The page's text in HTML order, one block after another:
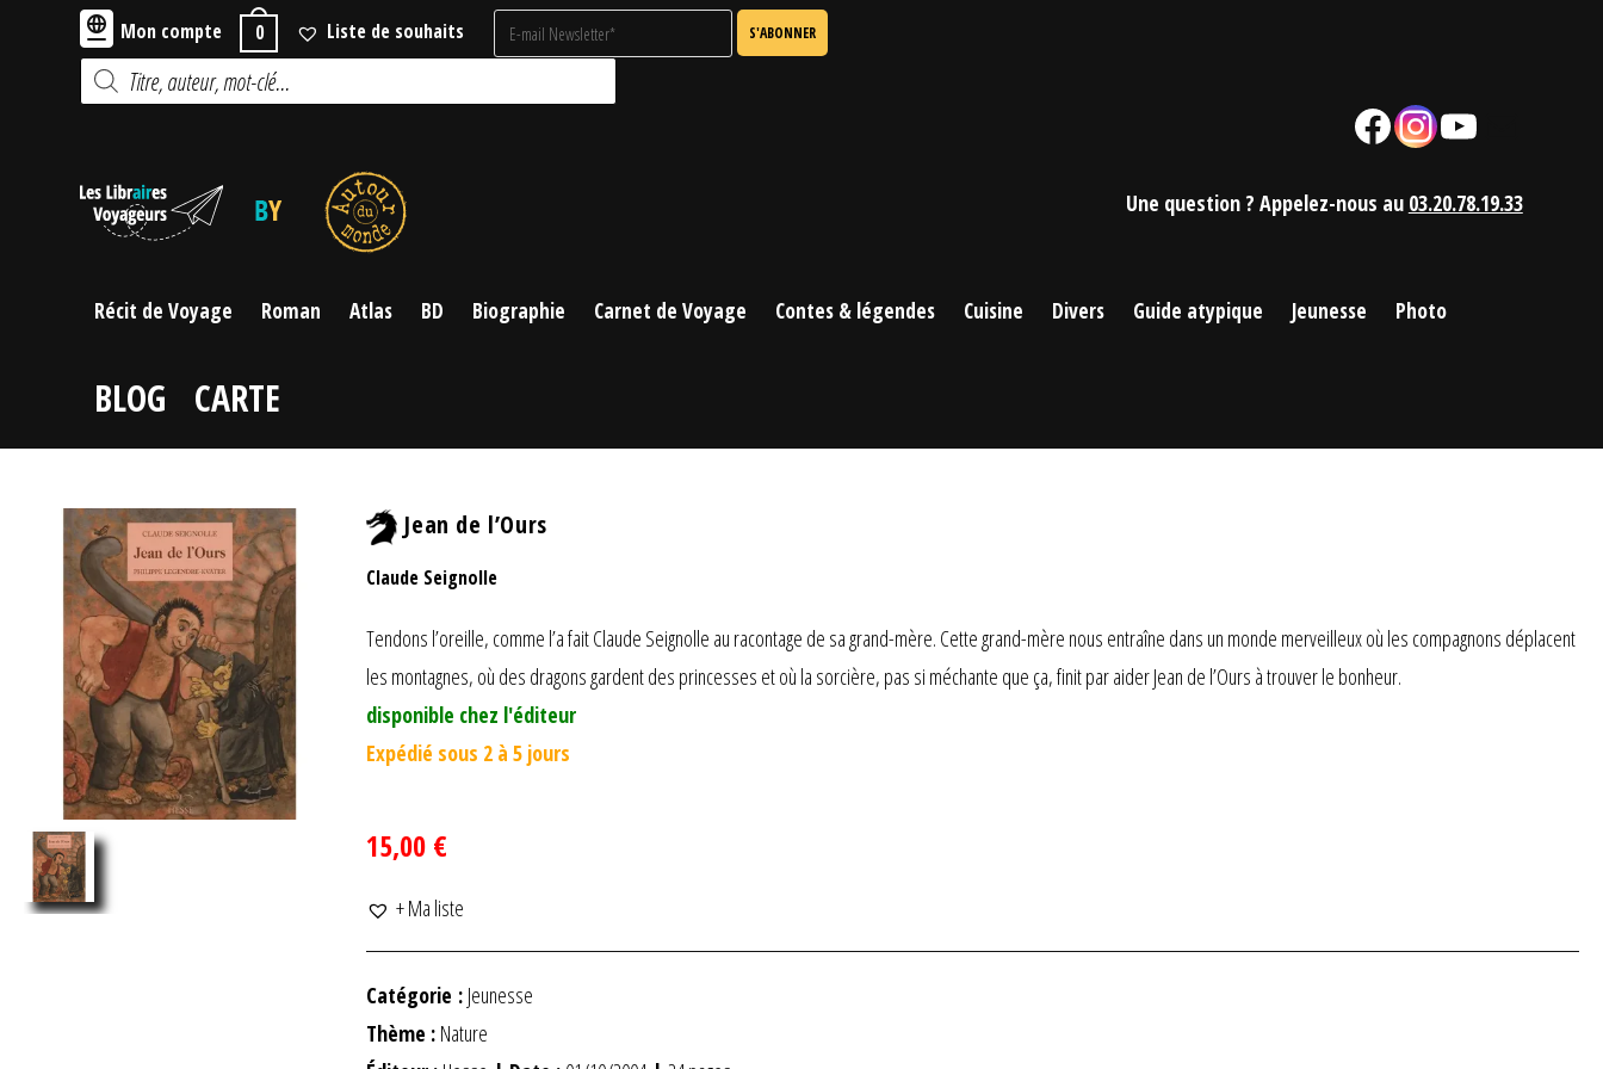
Mon compte 0 Liste de souhaits
Recherche
de
produits
FacebookInstagramYouTube
Une question ? Appelez-nous au 03.20.78.19.33
Récit de Voyage Roman Atlas BD Biographie Carnet de Voyage Contes & légendes Cuisine Divers Guide atypique Jeunesse Photo
BLOG CARTE
Jean de l’Ours
Claude Seignolle
Tendons l’oreille, comme l’a fait Claude Seignolle au racontage de sa grand-mère. Cette grand-mère nous entraîne dans un monde merveilleux où les compagnons déplacent
les montagnes, où des dragons gardent des princesses et où la sorcière, pas si méchante que ça, finit par aider Jean de l’Ours à trouver le bonheur.
disponible chez l'éditeur
Expédié sous 2 à 5 jours
15,00 €
+ Ma liste
Catégorie : Jeunesse
Thème : Nature